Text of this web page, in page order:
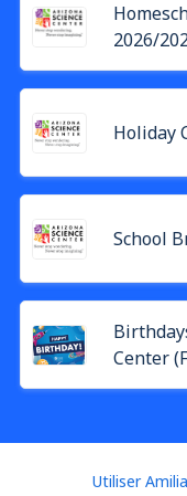
2026/
Holiday
School
Center
Utiliser